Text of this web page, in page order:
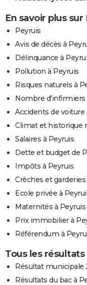
En savoir plus sur
Peyruis
Avis de décès à
Délinquance à
Pollution à Peyruis
Risques naturels à
Nombre d'infirmiers
Accidents de voiture
Climat et historique
Salaires à Peyruis
Dette et budget de
Impôts à Peyruis
Crèches et
Ecole privée à
Maternités à Peyruis
Prix immobilier à
Référendum à
Tous les
Résultat municipale
Résultats du bac à